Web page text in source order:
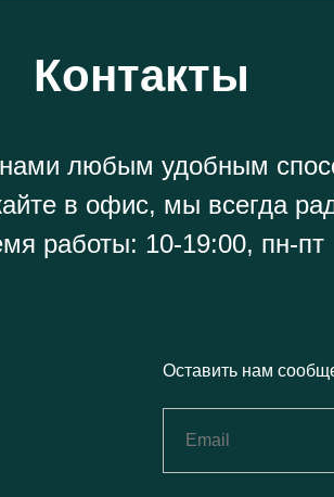
Контакты
любым удобным
в офис, мы всегда
работы: 10-19:00, пн-пт
Оставить нам